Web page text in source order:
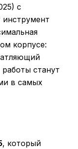
с
корпусе:
станут
в самых
, который